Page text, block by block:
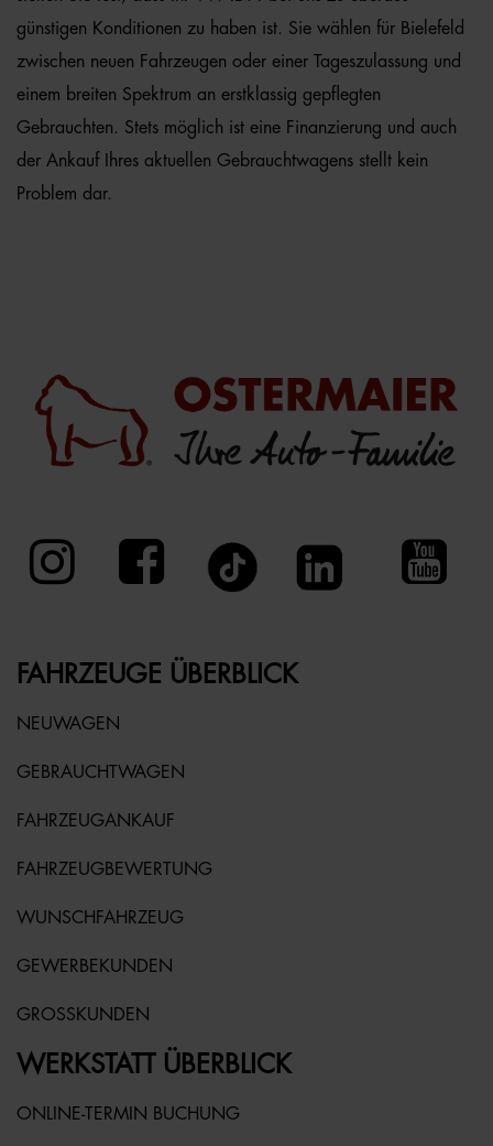
günstigen Konditionen zu haben ist. Sie wählen für Bielefeld
zwischen neuen Fahrzeugen oder einer Tageszulassung und
einem breiten Spektrum an erstklassig gepflegten
Gebrauchten. Stets möglich ist eine Finanzierung und auch
der Ankauf Ihres aktuellen Gebrauchtwagens stellt kein
Problem dar.
FAHRZEUGE ÜBERBLICK
NEUWAGEN
GEBRAUCHTWAGEN
FAHRZEUGANKAUF
FAHRZEUGBEWERTUNG
WUNSCHFAHRZEUG
GEWERBEKUNDEN
GROSSKUNDEN
WERKSTATT ÜBERBLICK
ONLINE-TERMIN BUCHUNG